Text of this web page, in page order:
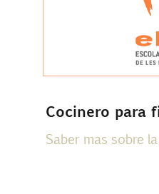
Cocinero para
Saber mas sobre